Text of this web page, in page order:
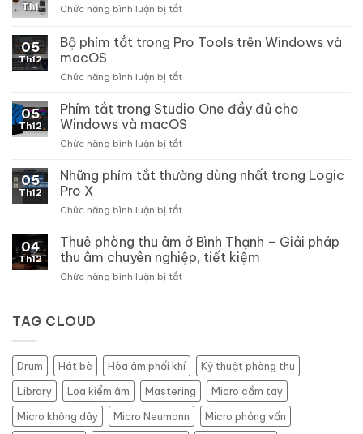
Th1 Chức năng bình luận bị tắtở
Compressor
là
05
Th12
Bộ phím tắt trong Pro Tools trên Windows và
macOS
Chức năng bình luận bị tắtở
phím
tắt
trong
Pro
trên
Windows
macOS
05
Th12
Phím tắt trong Studio One đầy đủ cho
Windows và macOS
Chức năng bình luận bị tắtở
tắt
trong
One
đủ
cho
Windows
và
05
Th12
Những phím tắt thường dùng nhất trong Logic
Pro X
Chức năng bình luận bị tắtở
phím
tắt
thường
dùng
04
Th12
Thuê phòng thu âm ở Bình Thạnh – Giải pháp
thu âm chuyên nghiệp, tiết kiệm
Chức năng bình luận bị tắtở
Bình
Thạnh
–
Giải
pháp
thu
TAG CLOUD
Drum Hát bè Hòa âm phối khí
Kỹ thuật phòng thu
Library
Loa kiểm âm Mastering
Micro cầm tay
Micro không dây
Micro Neumann
Micro phỏng vấn